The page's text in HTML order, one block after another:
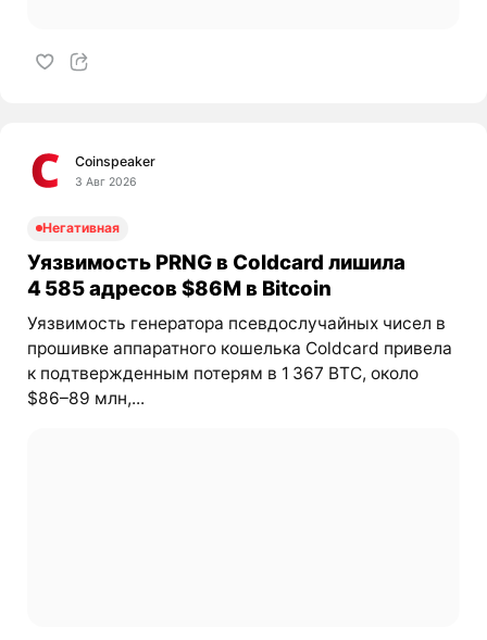
Coinspeaker
3 Авг 2026
Негативная
Уязвимость PRNG в Coldcard лишила
4 585 адресов $86M в Bitcoin
Уязвимость генератора псевдослучайных чисел в
прошивке аппаратного кошелька Coldcard привела
к подтвержденным потерям в 1 367 BTC, около
$86–89 млн,...